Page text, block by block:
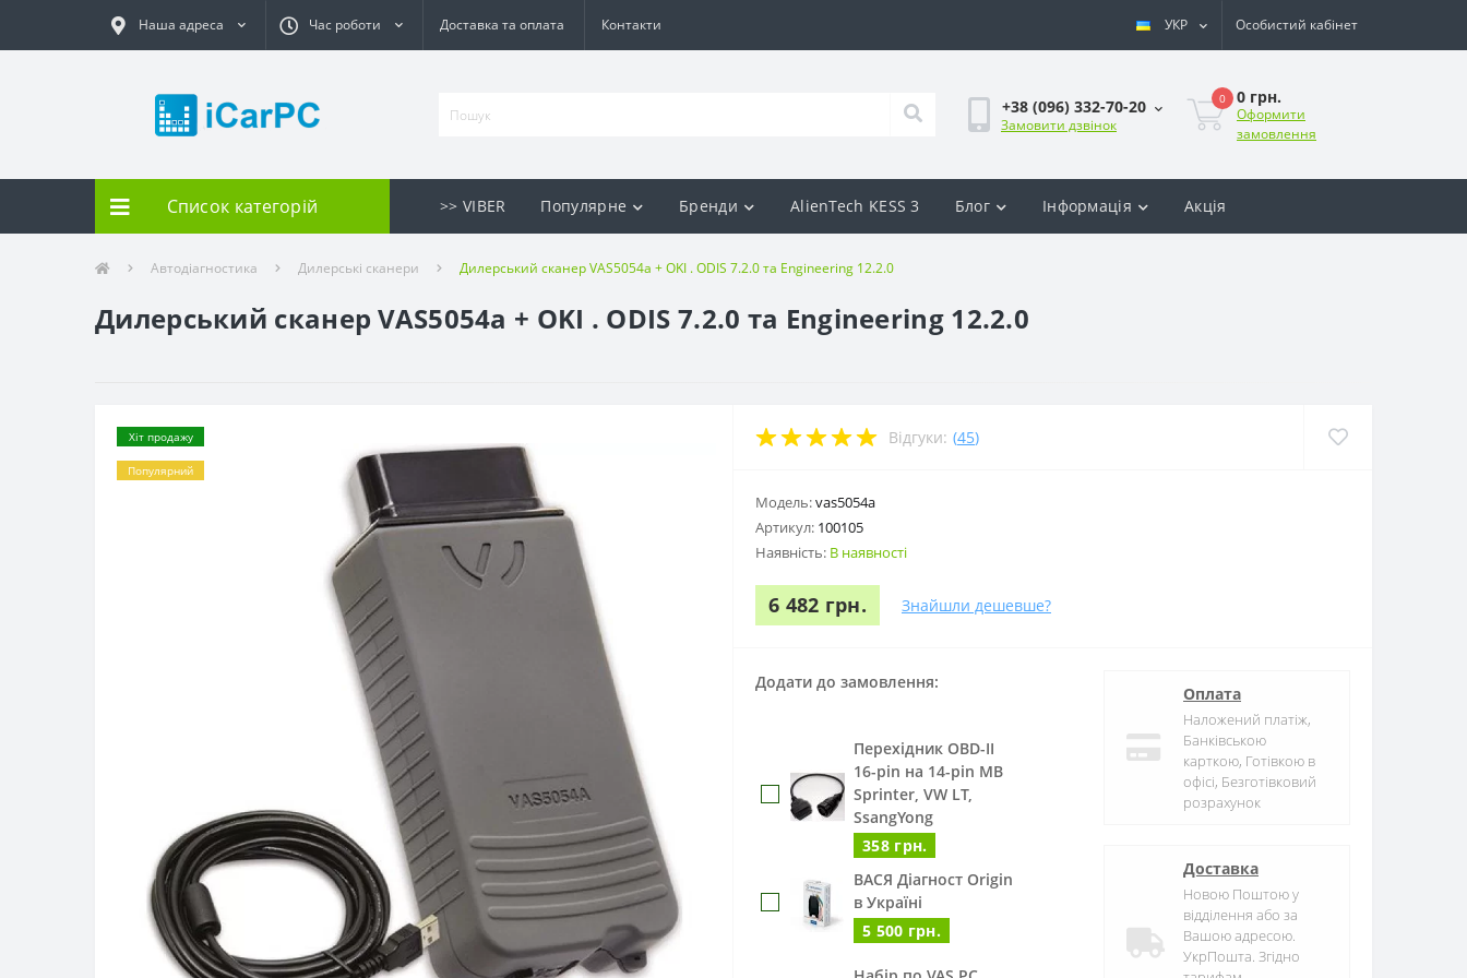
Наша адреса Час роботи Доставка та оплата Контакти УКР Особистий кабінет
+38 (096) 332-70-20
Замовити дзвінок
0 0 грн.
Оформити
замовлення
Список категорій >> VIBER Популярне Бренди AlienTech KESS 3 Блог Інформація Акція
Автодіагностика Дилерські сканери Дилерський сканер VAS5054a + OKI . ODIS 7.2.0 та Engineering 12.2.0
Дилерський сканер VAS5054a + OKI . ODIS 7.2.0 та Engineering 12.2.0
Хіт продажу
Популярний
Відгуки: (45)
Модель:vas5054a
Артикул: 100105
Наявність: В наявності
6 482 грн. Знайшли дешевше?
Додати до замовлення:
Перехідник OBD-II
16-pin на 14-pin MB
Sprinter, VW LT,
SsangYong
358 грн.
ВАСЯ Діагност Origin
в Україні
5 500 грн.
Оплата
Наложений платіж,
Банківською
карткою, Готівкою в
офісі, Безготівковий
розрахунок
Доставка
Новою Поштою у
відділення або за
Вашою адресою.
УкрПошта. Згідно